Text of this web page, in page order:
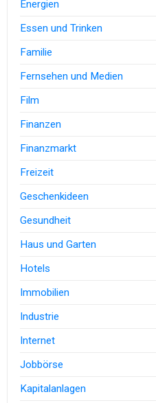
Energien
Essen und Trinken
Familie
Fernsehen und Medien
Film
Finanzen
Finanzmarkt
Freizeit
Geschenkideen
Gesundheit
Haus und Garten
Hotels
Immobilien
Industrie
Internet
Jobbörse
Kapitalanlagen